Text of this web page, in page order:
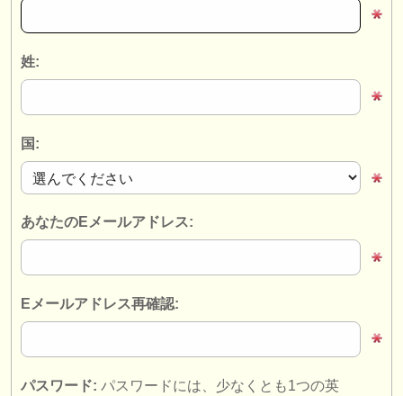
盗まれた楽器
オーケストラ
音楽学校
ユース オーケストラ
姓:
国:
あなたのEメールアドレス:
Eメールアドレス再確認:
パスワード: パスワードには、少なくとも1つの英